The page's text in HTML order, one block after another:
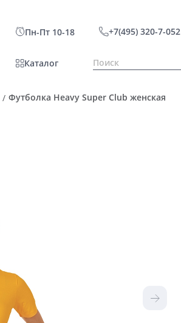
Пн-Пт 10-18 +7(495) 320-7-052
Каталог
/ Футболка Heavy Super Club женская